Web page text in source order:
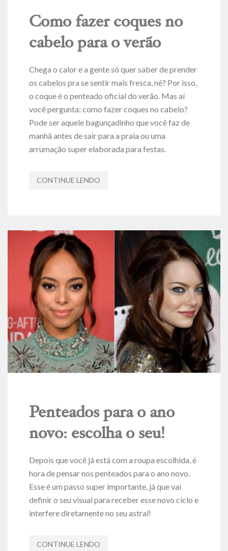
Como fazer coques no
cabelo para o verão
Chega o calor e a gente só quer saber de prender
os cabelos pra se sentir mais fresca, né? Por isso,
o coque é o penteado oficial do verão. Mas aí
você pergunta: como fazer coques no cabelo?
Pode ser aquele bagunçadinho que você faz de
manhã antes de sair para a praia ou uma
arrumação super elaborada para festas.
CONTINUE LENDO
Penteados para o ano
novo: escolha o seu!
Depois que você já está com a roupa escolhida, é
hora de pensar nos penteados para o ano novo.
Esse é um passo super importante, já que vai
definir o seu visual para receber esse novo ciclo e
interfere diretamente no seu astral!
CONTINUE LENDO